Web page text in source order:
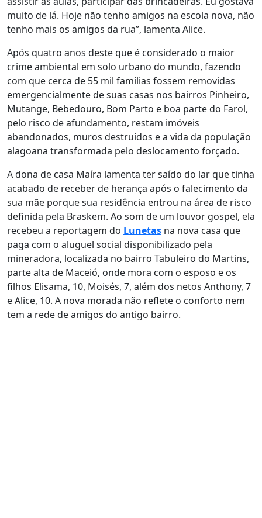
muito de lá. Hoje não tenho amigos na escola nova, não
tenho mais os amigos da rua”, lamenta Alice.
Após quatro anos deste que é considerado o maior
crime ambiental em solo urbano do mundo, fazendo
com que cerca de 55 mil famílias fossem removidas
emergencialmente de suas casas nos bairros Pinheiro,
Mutange, Bebedouro, Bom Parto e boa parte do Farol,
pelo risco de afundamento, restam imóveis
abandonados, muros destruídos e a vida da população
alagoana transformada pelo deslocamento forçado.
A dona de casa Maíra lamenta ter saído do lar que tinha
acabado de receber de herança após o falecimento da
sua mãe porque sua residência entrou na área de risco
definida pela Braskem. Ao som de um louvor gospel, ela
recebeu a reportagem do Lunetas na nova casa que
paga com o aluguel social disponibilizado pela
mineradora, localizada no bairro Tabuleiro do Martins,
parte alta de Maceió, onde mora com o esposo e os
filhos Elisama, 10, Moisés, 7, além dos netos Anthony, 7
e Alice, 10. A nova morada não reflete o conforto nem
tem a rede de amigos do antigo bairro.